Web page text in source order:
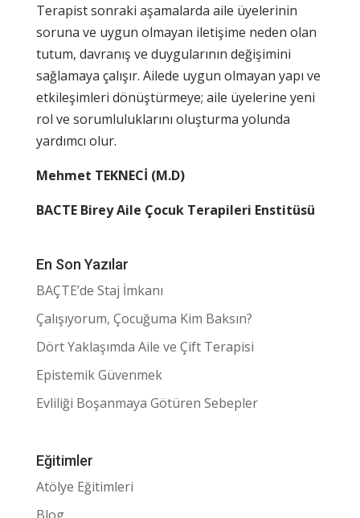
Terapist sonraki aşamalarda aile üyelerinin
soruna ve uygun olmayan iletişime neden olan
tutum, davranış ve duygularının değişimini
sağlamaya çalışır. Ailede uygun olmayan yapı ve
etkileşimleri dönüştürmeye; aile üyelerine yeni
rol ve sorumluluklarını oluşturma yolunda
yardımcı olur.
Mehmet TEKNECİ (M.D)
BACTE Birey Aile Çocuk Terapileri Enstitüsü
En Son Yazılar
BAÇTE’de Staj İmkanı
Çalışıyorum, Çocuğuma Kim Baksın?
Dört Yaklaşımda Aile ve Çift Terapisi
Epistemik Güvenmek
Evliliği Boşanmaya Götüren Sebepler
Eğitimler
Atölye Eğitimleri